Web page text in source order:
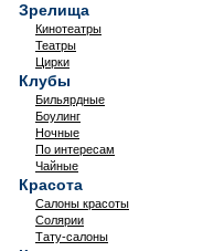
Зрелища
Кинотеатры
Театры
Цирки
Клубы
Бильярдные
Боулинг
Ночные
По интересам
Чайные
Красота
Салоны красоты
Солярии
Тату-салоны